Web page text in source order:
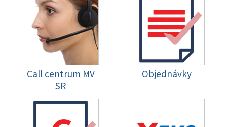
Call centrum MV
SR
Objednávky